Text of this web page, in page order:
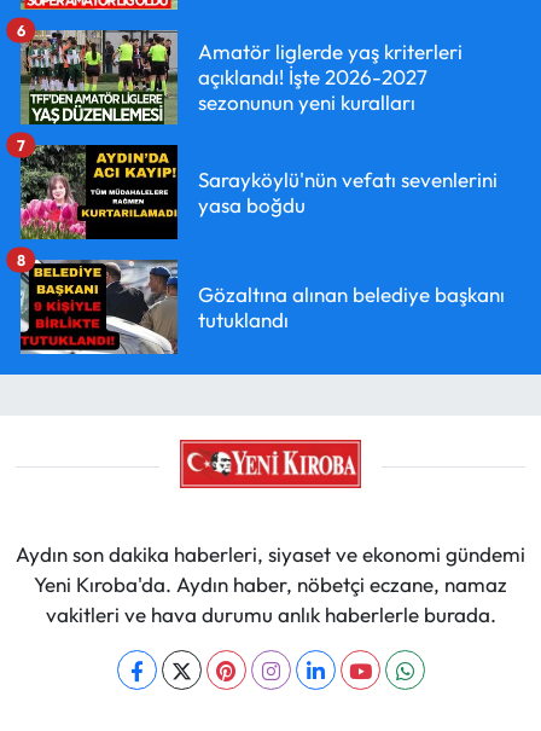
Amatör liglerde yaş kriterleri
açıklandı! İşte 2026-2027
sezonunun yeni kuralları
6
Sarayköylü'nün vefatı sevenlerini
yasa boğdu
7
Gözaltına alınan belediye başkanı
tutuklandı
8
Aydın son dakika haberleri, siyaset ve ekonomi gündemi
Yeni Kıroba'da. Aydın haber, nöbetçi eczane, namaz
vakitleri ve hava durumu anlık haberlerle burada.